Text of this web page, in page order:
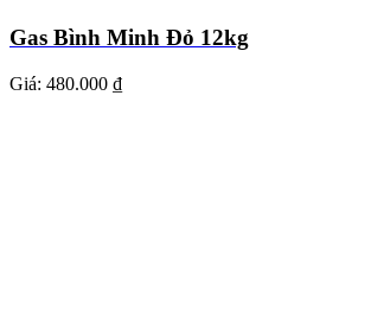
Gas Bình Minh Đỏ 12kg
Giá: 480.000 ₫